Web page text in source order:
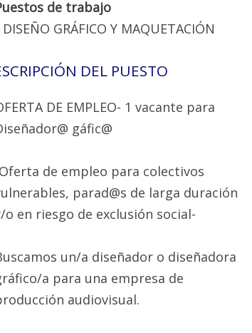
de trabajo
DISEÑO GRÁFICO Y MAQUETACIÓN
DEL PUESTO
DE EMPLEO- 1 vacante para
gáfic@
de empleo para colectivos
parad@s de larga duración
o en riesgo de exclusión social-
un/a diseñador o diseñadora
a para una empresa de
audiovisual.